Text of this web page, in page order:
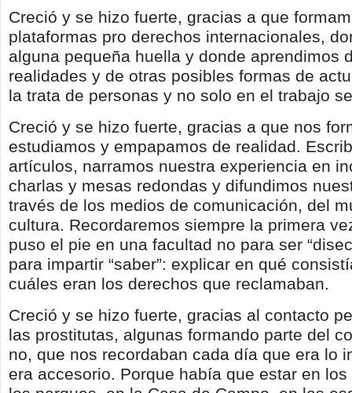
Creció y se hizo fuerte, gracias a que
plataformas pro derechos internacionales,
alguna pequeña huella y donde aprendimos
realidades y de otras posibles formas de
la trata de personas y no solo en el trabajo
Creció y se hizo fuerte, gracias a que nos
estudiamos y empapamos de realidad.
artículos, narramos nuestra experiencia en
charlas y mesas redondas y difundimos
través de los medios de comunicación, del
cultura. Recordaremos siempre la primera
puso el pie en una facultad no para ser
para impartir “saber”: explicar en qué
cuáles eran los derechos que reclamaban.
Creció y se hizo fuerte, gracias al contacto
las prostitutas, algunas formando parte del
no, que nos recordaban cada día que era lo
era accesorio. Porque había que estar en